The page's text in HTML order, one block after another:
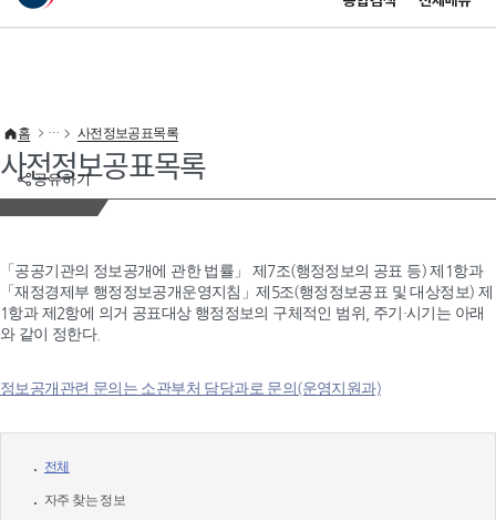
이 누리집은 대한민국 공식 전자정부 누리집입니다.
공유하기
홈 사전정보공표목록
사전정보공표목록
「공공기관의 정보공개에 관한 법률」 제7조(행정정보의 공표 등) 제1항과
「재정경제부 행정정보공개운영지침」제5조(행정정보공표 및 대상정보) 제
1항과 제2항에 의거 공표대상 행정정보의 구체적인 범위, 주기·시기는 아래
와 같이 정한다.
정보공개관련 문의는 소관부처 담당과로 문의(운영지원과)
전체
자주 찾는 정보